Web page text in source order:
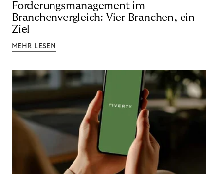
Forderungsmanagement im
Branchenvergleich: Vier Branchen, ein
Ziel
MEHR LESEN